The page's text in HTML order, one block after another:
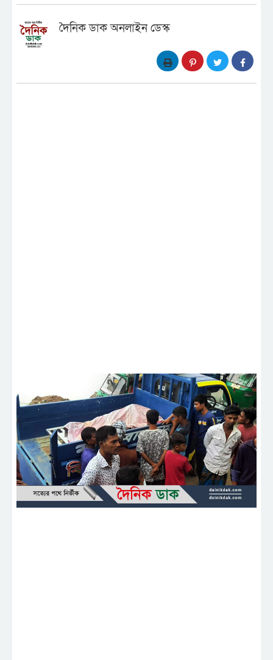
দৈনিক ডাক অনলাইন ডেস্ক